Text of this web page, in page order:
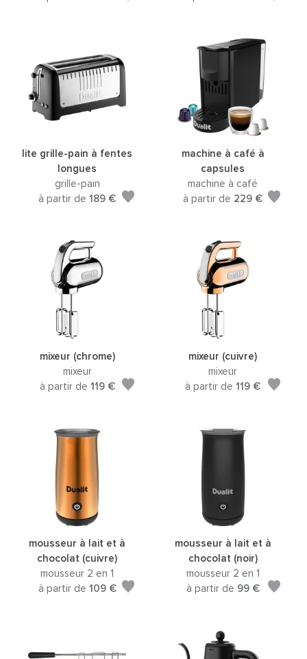
lite grille-pain à fentes
longues
grille-pain
à partir de 189 €
machine à café à
capsules
machine à café
à partir de 229 €
mixeur (chrome)
mixeur
à partir de 119 €
mixeur (cuivre)
mixeur
à partir de119 €
mousseur à lait et à
chocolat (cuivre)
mousseur 2 en 1
à partir de 109 €
mousseur à lait et à
chocolat (noir)
mousseur 2 en 1
à partir de 99 €